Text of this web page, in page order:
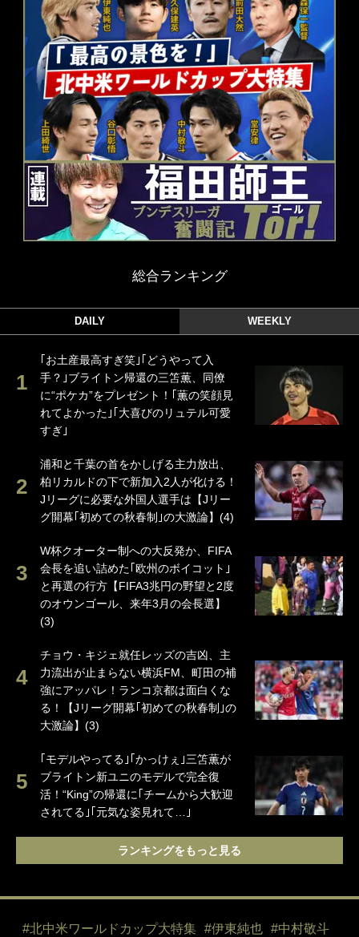
総合ランキング
DAILY WEEKLY
｢お土産最高すぎ笑｣｢どうやって入
手？｣ブライトン帰還の三笘薫、同僚
に“ポケカ”をプレゼント！｢薫の笑顔見
れてよかった｣｢大喜びのリュテル可愛
すぎ｣
浦和と千葉の首をかしげる主力放出、
柏リカルドの下で新加入2人が化ける！
Jリーグに必要な外国人選手は【Jリー
グ開幕｢初めての秋春制｣の大激論】(4)
W杯クオーター制への大反発か、FIFA
会長を追い詰めた｢欧州のボイコット｣
と再選の行方【FIFA3兆円の野望と2度
のオウンゴール、来年3月の会長選】
(3)
チョウ・キジェ就任レッズの吉凶、主
力流出が止まらない横浜FM、町田の補
強にアッパレ！ランコ京都は面白くな
る！【Jリーグ開幕｢初めての秋春制｣の
大激論】(3)
｢モデルやってる｣｢かっけぇ｣三笘薫が
ブライトン新ユニのモデルで完全復
活！“King”の帰還に｢チームから大歓迎
されてる｣｢元気な姿見れて…｣
ランキングをもっと見る
#北中米ワールドカップ大特集 #伊東純也
#中村敬斗